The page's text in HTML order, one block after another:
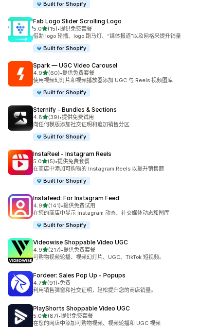
Built for Shopify
Fab Logo Slider Scrolling Logo
5.0星（满分 5 星）
(15)
总共 15 条评论
•提供免费套餐
借助 logo 轮播、logo 跑马灯、“媒体报道”以及网格来提升销量
Built for Shopify
Spark — UGC Video Carousel
4.9星（满分 5 星）
(60)
总共 60 条评论
•提供免费套餐
使用视频幻灯片和视频播放器添加 UGC 与 Reels 视频图库
Built for Shopify
Sternify ‑ Bundles & Sections
4.8星（满分 5 星）
(39)
总共 39 条评论
•提供免费试用
向任何模版添加社交证明和追加销售分区
Built for Shopify
InstaReel ‑ Instagram Reels
5.0星（满分 5 星）
(5)
总共 5 条评论
•提供免费套餐
在商店中添加可购物的 Instagram Reels 以提升销售额
Built for Shopify
Instafeed: For Instagram Feed
4.9星（满分 5 星）
(141)
总共 141 条评论
•提供免费试用
在您的商店中显示 Instagram 动态、社交媒体动态和图库
Built for Shopify
Videowise Shoppable Video UGC
4.9星（满分 5 星）
(217)
总共 217 条评论
•提供免费套餐
可购物视频轮播、视频幻灯片、UGC、TikTok 短视频。
Fordeer: Sales Pop Up ‑ Popups
4.7星（满分 5 星）
(91)
总共 91 条评论
•免费
利用销售弹窗和社交证明，轻松提升您的商店销量。
PlayShorts Shoppable Video UGC
5.0星（满分 5 星）
(87)
总共 87 条评论
•提供免费套餐
在您的网店中添加可购物视频、视频轮播和 UGC 视频